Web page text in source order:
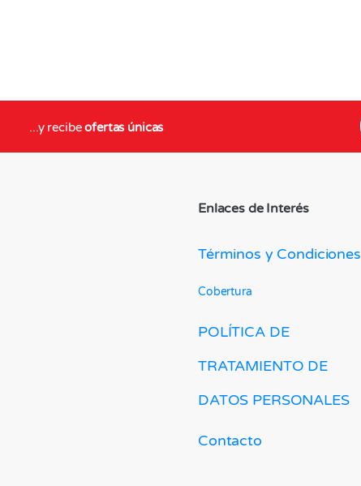
...y recibeofertas únicas
Enlaces de Interés
Términos y Condiciones
Cobertura
POLÍTICA DE
TRATAMIENTO DE
DATOS PERSONALES
Contacto